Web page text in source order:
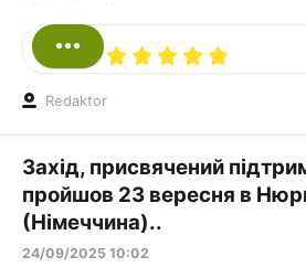
Redaktor
Захід, присвячений
пройшов 23 вересня в
(Німеччина)..
24/09/2025 10:02